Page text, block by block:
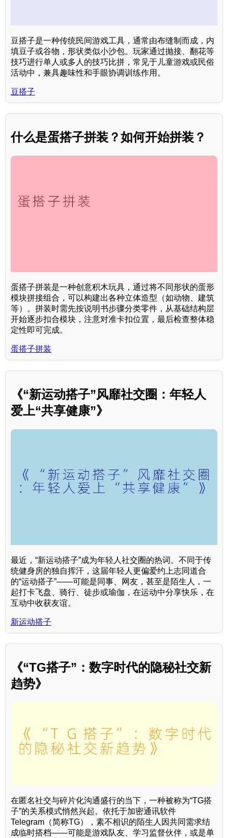
豆搭子是一种传统民间游戏工具，通常由布缝制而成，内
填豆子或谷物，形状类似小沙包。玩家通过抛接、翻花等
技巧进行单人或多人的技巧比拼，常见于儿童游戏或民俗
活动中，兼具趣味性和手眼协调训练作用。
豆搭子
什么是蛋搭子拼装？如何开始拼装？
蛋搭子拼装是一种创意积木玩具，通过将不同形状的蛋形
模块拼接组合，可以构建出各种立体造型（如动物、建筑
等）。拼装时需先按说明书步骤分类零件，从基础结构层
开始逐步扣合模块，注意对准卡扣位置，最后检查整体稳
定性即可完成。
蛋搭子拼装
《“新运动搭子”风靡社交圈：年轻人
爱上“共享健康”》
最近，“新运动搭子”成为年轻人社交圈的热词。不同于传
统健身房的独自挥汗，这届年轻人更偏爱约上志同道合
的“运动搭子”——可能是同事、网友，甚至是陌生人，一
起打卡飞盘、骑行、徒步或瑜伽，在运动中分享快乐，在
互动中收获友谊。
新运动搭子
《“TG搭子”：数字时代的隐秘社交新
趋势》
在匿名社交与碎片化沟通盛行的当下，一种被称为“TG搭
子”的关系模式悄然兴起。依托于加密通讯软件
Telegram（简称TG），素不相识的陌生人因共同需求结
成临时搭档——可能是游戏队友、学习监督伙伴，或是单